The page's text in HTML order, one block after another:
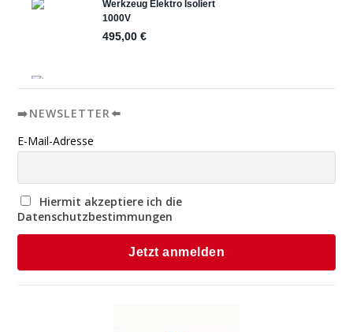
➡️NEWSLETTER⬅️
E-Mail-Adresse
Hiermit akzeptiere ich die
Datenschutzbestimmungen